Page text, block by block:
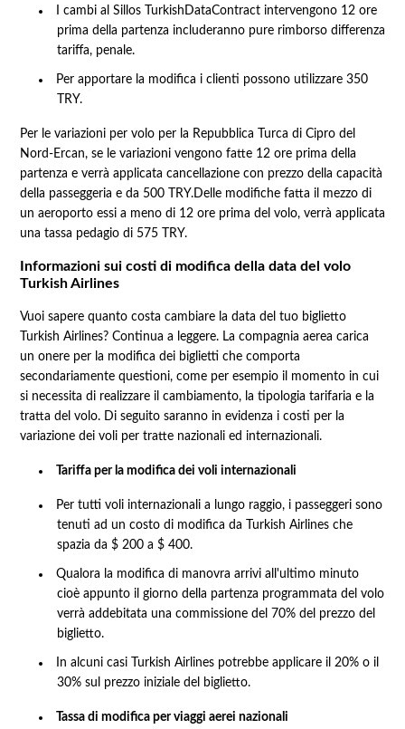
I cambi al Sillos TurkishDataContract intervengono 12 ore
prima della partenza includeranno pure rimborso differenza
tariffa, penale.
Per apportare la modifica i clienti possono utilizzare 350
TRY.
Per le variazioni per volo per la Repubblica Turca di Cipro del
Nord-Ercan, se le variazioni vengono fatte 12 ore prima della
partenza e verrà applicata cancellazione con prezzo della capacità
della passeggeria e da 500 TRY.Delle modifiche fatta il mezzo di
un aeroporto essi a meno di 12 ore prima del volo, verrà applicata
una tassa pedagio di 575 TRY.
Informazioni sui costi di modifica della data del volo
Turkish Airlines
Vuoi sapere quanto costa cambiare la data del tuo biglietto
Turkish Airlines? Continua a leggere. La compagnia aerea carica
un onere per la modifica dei biglietti che comporta
secondariamente questioni, come per esempio il momento in cui
si necessita di realizzare il cambiamento, la tipologia tarifaria e la
tratta del volo. Di seguito saranno in evidenza i costi per la
variazione dei voli per tratte nazionali ed internazionali.
Tariffa per la modifica dei voli internazionali
Per tutti voli internazionali a lungo raggio, i passeggeri sono
tenuti ad un costo di modifica da Turkish Airlines che
spazia da $ 200 a $ 400.
Qualora la modifica di manovra arrivi all'ultimo minuto
cioè appunto il giorno della partenza programmata del volo
verrà addebitata una commissione del 70% del prezzo del
biglietto.
In alcuni casi Turkish Airlines potrebbe applicare il 20% o il
30% sul prezzo iniziale del biglietto.
Tassa di modifica per viaggi aerei nazionali